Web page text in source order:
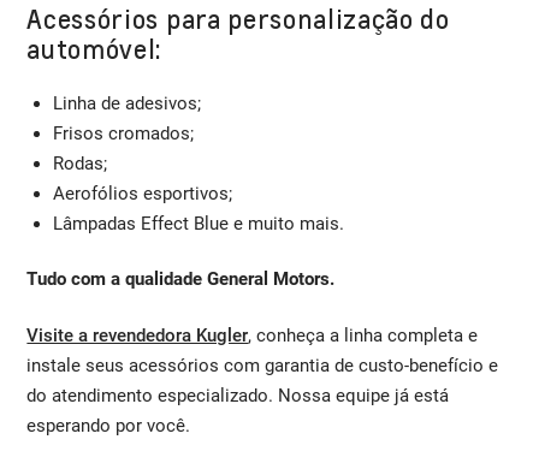
Acessórios para personalização do
automóvel:
Linha de adesivos;
Frisos cromados;
Rodas;
Aerofólios esportivos;
Lâmpadas Effect Blue e muito mais.
Tudo com a qualidade General Motors.
Visite a revendedora Kugler, conheça a linha completa e
instale seus acessórios com garantia de custo-benefício e
do atendimento especializado. Nossa equipe já está
esperando por você.